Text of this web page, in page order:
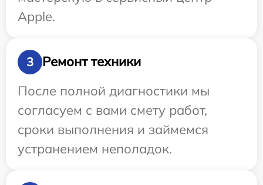
Apple.
3
Ремонт техники
После полной диагностики мы
согласуем с вами смету работ,
сроки выполнения и займемся
устранением неполадок.